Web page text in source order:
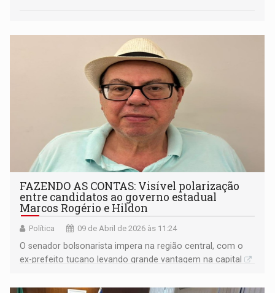
FAZENDO AS CONTAS: Visível polarização
entre candidatos ao governo estadual
Marcos Rogério e Hildon
Política 09 de Abril de 2026 às 11:24
O senador bolsonarista impera na região central, com o
ex-prefeito tucano levando grande vantagem na capital